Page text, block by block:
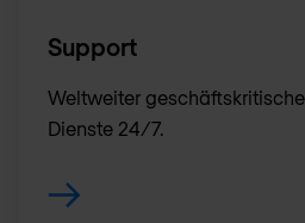
Support
Weltweiter
Dienste 24/7.